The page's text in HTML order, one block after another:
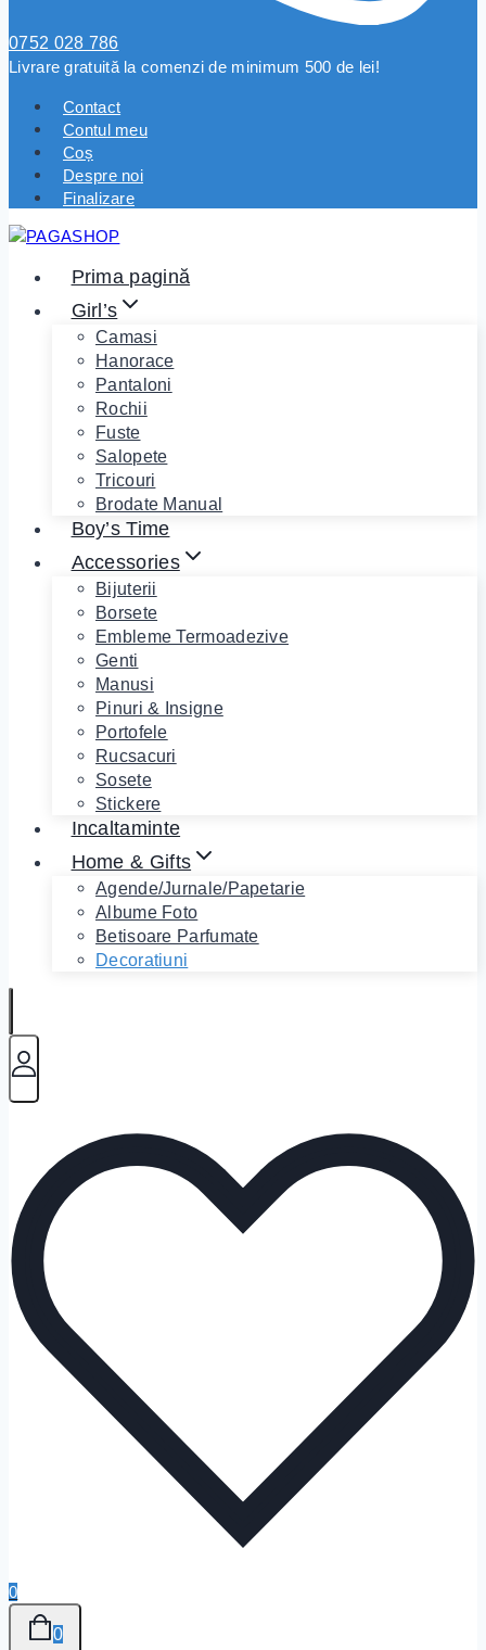
0752 028 786
Livrare gratuită la comenzi de minimum 500 de lei!
Contact
Contul meu
Coș
Despre noi
Finalizare
Prima pagină
Girl’s
Camasi
Hanorace
Pantaloni
Rochii
Fuste
Salopete
Tricouri
Brodate Manual
Boy’s Time
Accessories
Bijuterii
Borsete
Embleme Termoadezive
Genti
Manusi
Pinuri & Insigne
Portofele
Rucsacuri
Sosete
Stickere
Incaltaminte
Home & Gifts
Agende/Jurnale/Papetarie
Albume Foto
Betisoare Parfumate
Decoratiuni
0
0